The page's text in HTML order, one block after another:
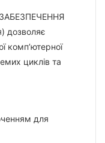
дозволяє
комп’ютерної
циклів та
для